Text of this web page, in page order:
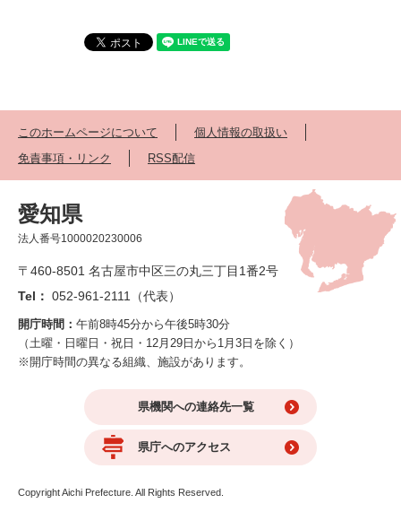
このホームページについて
個人情報の取扱い
免責事項・リンク
RSS配信
愛知県
法人番号1000020230006
〒460-8501 名古屋市中区三の丸三丁目1番2号
Tel： 052-961-2111（代表）
開庁時間： 午前8時45分から午後5時30分
（土曜・日曜日・祝日・12月29日から1月3日を除く）
※開庁時間の異なる組織、施設があります。
県機関への連絡先一覧
県庁へのアクセス
Copyright Aichi Prefecture. All Rights Reserved.